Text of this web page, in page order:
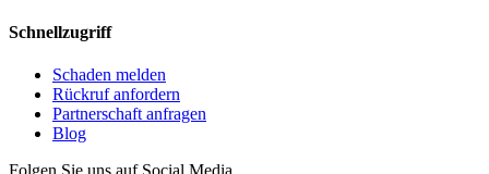
Schnellzugriff
Schaden melden
Rückruf anfordern
Partnerschaft anfragen
Blog
Folgen Sie uns auf Social Media